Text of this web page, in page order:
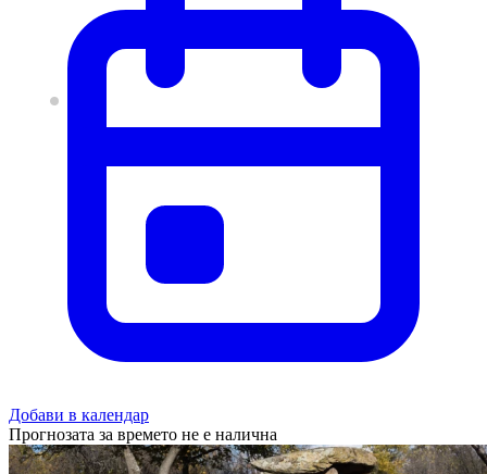
Добави в календар
Прогнозата за времето не е налична